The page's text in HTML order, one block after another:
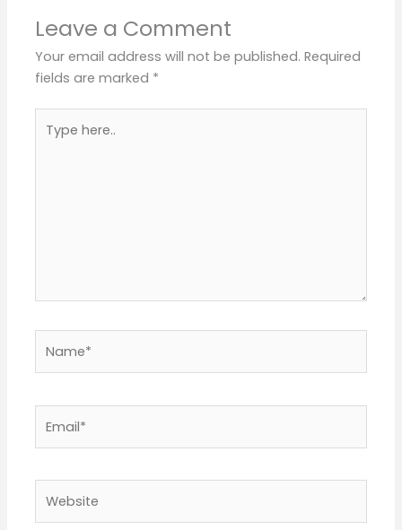
Leave a Comment
Your email address will not be published. Required
fields are marked *
here..